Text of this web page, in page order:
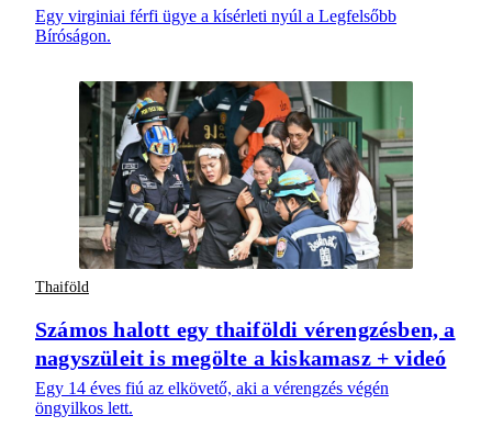
Egy virginiai férfi ügye a kísérleti nyúl a Legfelsőbb
Bíróságon.
Thaiföld
Számos halott egy thaiföldi vérengzésben, a
nagyszüleit is megölte a kiskamasz + videó
Egy 14 éves fiú az elkövető, aki a vérengzés végén
öngyilkos lett.